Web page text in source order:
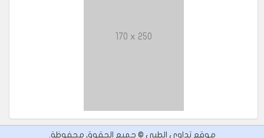
170 x 250
موقع تداوي الطبي © جميع الحقوق محفوظة.